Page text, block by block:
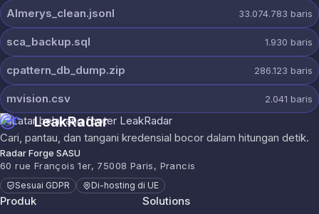
Almerys_clean.jsonl 33.074.783 baris
sca_backup.sql 1.930 baris
cpattern_db_dump.zip 286.123 baris
mvision.csv 2.041 baris
LeakRadar
Cari, pantau, dan tangani kredensial bocor dalam hitungan detik.
Radar Forge SASU
60 rue François 1er, 75008 Paris, Prancis
Sesuai GDPR Di-hosting di UE
Produk Solutions